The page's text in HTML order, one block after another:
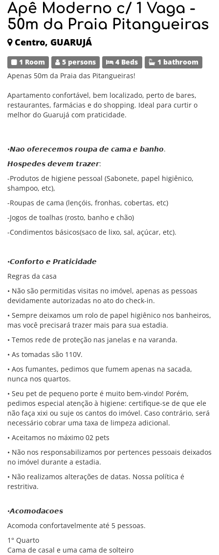
Apê Moderno c/ 1 Vaga -
50m da Praia Pitangueiras
Centro, GUARUJÁ
1 Room 5 persons 4 Beds 1 bathroom
Apenas 50m da Praia das Pitangueiras!
Apartamento confortável, bem localizado, perto de bares,
restaurantes, farmácias e do shopping. Ideal para curtir o
melhor do Guarujá com praticidade.
•𝙉𝙖𝙤 𝙤𝙛𝙚𝙧𝙚𝙘𝙚𝙢𝙤𝙨 𝙧𝙤𝙪𝙥𝙖 𝙙𝙚 𝙘𝙖𝙢𝙖 𝙚 𝙗𝙖𝙣𝙝𝙤.
𝙃𝙤𝙨𝙥𝙚𝙙𝙚𝙨 𝙙𝙚𝙫𝙚𝙢 𝙩𝙧𝙖𝙯𝙚𝙧:
-Produtos de higiene pessoal (Sabonete, papel higiênico,
shampoo, etc),
-Roupas de cama (lençóis, fronhas, cobertas, etc)
-Jogos de toalhas (rosto, banho e chão)
-Condimentos básicos(saco de lixo, sal, açúcar, etc).
•𝘾𝙤𝙣𝙛𝙤𝙧𝙩𝙤 𝙚 𝙋𝙧𝙖𝙩𝙞𝙘𝙞𝙙𝙖𝙙𝙚
Regras da casa
• Não são permitidas visitas no imóvel, apenas as pessoas
devidamente autorizadas no ato do check-in.
• Sempre deixamos um rolo de papel higiênico nos banheiros,
mas você precisará trazer mais para sua estadia.
• Temos rede de proteção nas janelas e na varanda.
• As tomadas são 110V.
• Aos fumantes, pedimos que fumem apenas na sacada,
nunca nos quartos.
• Seu pet de pequeno porte é muito bem-vindo! Porém,
pedimos especial atenção à higiene: certifique-se de que ele
não faça xixi ou suje os cantos do imóvel. Caso contrário, será
necessário cobrar uma taxa de limpeza adicional.
• Aceitamos no máximo 02 pets
• Não nos responsabilizamos por pertences pessoais deixados
no imóvel durante a estadia.
• Não realizamos alterações de datas. Nossa política é
restritiva.
•𝘼𝙘𝙤𝙢𝙤𝙙𝙖𝙘𝙤𝙚𝙨
Acomoda confortavelmente até 5 pessoas.
1° Quarto
Cama de casal e uma cama de solteiro